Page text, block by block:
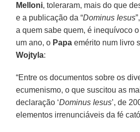
Melloni, toleraram, mais do que
e a publicação da “Dominus Iesus
a quem sabe quem, é inequívoco
um ano, o Papa emérito num livro
Wojtyla:
“Entre os documentos sobre os
ecumenismo, o que suscitou as
declaração ‘Dominus Iesus’, de
elementos irrenunciáveis da fé